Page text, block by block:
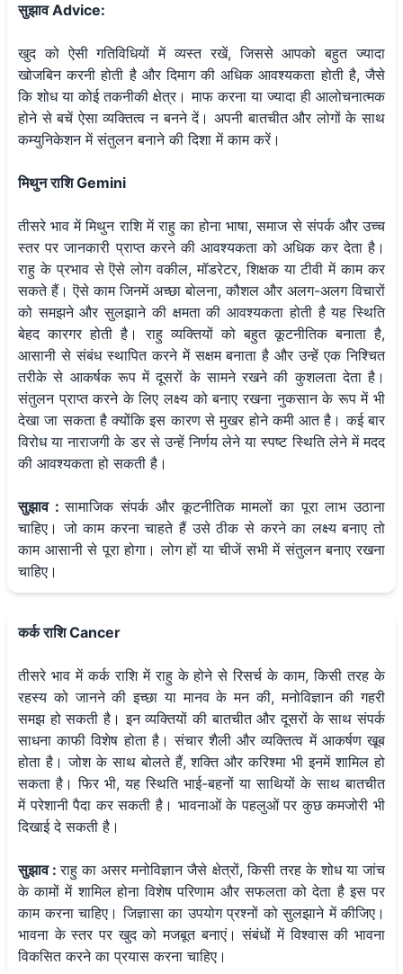
सुझाव Advice:
खुद को ऐसी गतिविधियों में व्यस्त रखें, जिससे आपको बहुत ज्यादा
खोजबिन करनी होती है और दिमाग की अधिक आवश्यकता होती है, जैसे
कि शोध या कोई तकनीकी क्षेत्र। माफ करना या ज्यादा ही आलोचनात्मक
होने से बचें ऐसा व्यक्तित्व न बनने दें। अपनी बातचीत और लोगों के साथ
कम्युनिकेशन में संतुलन बनाने की दिशा में काम करें।
मिथुन राशि Gemini
तीसरे भाव में मिथुन राशि में राहु का होना भाषा, समाज से संपर्क और उच्च
स्तर पर जानकारी प्राप्त करने की आवश्यकता को अधिक कर देता है।
राहु के प्रभाव से ऎसे लोग वकील, मॉडरेटर, शिक्षक या टीवी में काम कर
सकते हैं। ऎसे काम जिनमें अच्छा बोलना, कौशल और अलग-अलग विचारों
को समझने और सुलझाने की क्षमता की आवश्यकता होती है यह स्थिति
बेहद कारगर होती है। राहु व्यक्तियों को बहुत कूटनीतिक बनाता है,
आसानी से संबंध स्थापित करने में सक्षम बनाता है और उन्हें एक निश्चित
तरीके से आकर्षक रूप में दूसरों के सामने रखने की कुशलता देता है।
संतुलन प्राप्त करने के लिए लक्ष्य को बनाए रखना नुकसान के रूप में भी
देखा जा सकता है क्योंकि इस कारण से मुखर होने कमी आत है। कई बार
विरोध या नाराजगी के डर से उन्हें निर्णय लेने या स्पष्ट स्थिति लेने में मदद
की आवश्यकता हो सकती है।
सुझाव :सामाजिक संपर्क और कूटनीतिक मामलों का पूरा लाभ उठाना
चाहिए। जो काम करना चाहते हैं उसे ठीक से करने का लक्ष्य बनाए तो
काम आसानी से पूरा होगा। लोग हों या चीजें सभी में संतुलन बनाए रखना
चाहिए।
कर्क राशि Cancer
तीसरे भाव में कर्क राशि में राहु के होने से रिसर्च के काम, किसी तरह के
रहस्य को जानने की इच्छा या मानव के मन की, मनोविज्ञान की गहरी
समझ हो सकती है। इन व्यक्तियों की बातचीत और दूसरों के साथ संपर्क
साधना काफी विशेष होता है। संचार शैली और व्यक्तित्व में आकर्षण खूब
होता है। जोश के साथ बोलते हैं, शक्ति और करिश्मा भी इनमें शामिल हो
सकता है। फिर भी, यह स्थिति भाई-बहनों या साथियों के साथ बातचीत
में परेशानी पैदा कर सकती है। भावनाओं के पहलुओं पर कुछ कमजोरी भी
दिखाई दे सकती है।
सुझाव :राहु का असर मनोविज्ञान जैसे क्षेत्रों, किसी तरह के शोध या जांच
के कामों में शामिल होना विशेष परिणाम और सफलता को देता है इस पर
काम करना चाहिए। जिज्ञासा का उपयोग प्रश्नों को सुलझाने में कीजिए।
भावना के स्तर पर खुद को मजबूत बनाएं। संबंधों में विश्वास की भावना
विकसित करने का प्रयास करना चाहिए।